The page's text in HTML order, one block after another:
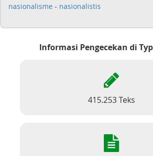
nasionalisme - nasionalistis
Informasi Pengecekan di
415.253 Teks